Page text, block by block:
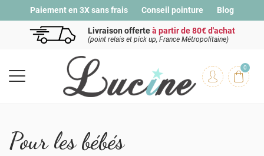
Paiement en 3X sans frais Conseil pointure Blog
Livraison offerteà partir de 80€ d'achat
(point relais et pick up, France Métropolitaine)
0
Pour les bébés